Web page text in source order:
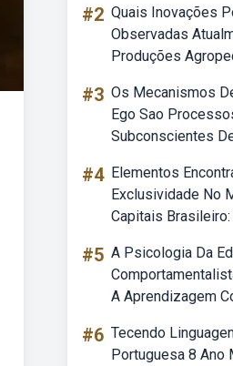
#2 Quais Inovações
Observadas
Produções
#3 Os Mecanismos
Ego Sao
Subconscientes
#4 Elementos
Exclusividade No
Capitais Brasileiro:
#5 A Psicologia Da
A Aprendizagem
#6 Tecendo
Portuguesa 8 Ano